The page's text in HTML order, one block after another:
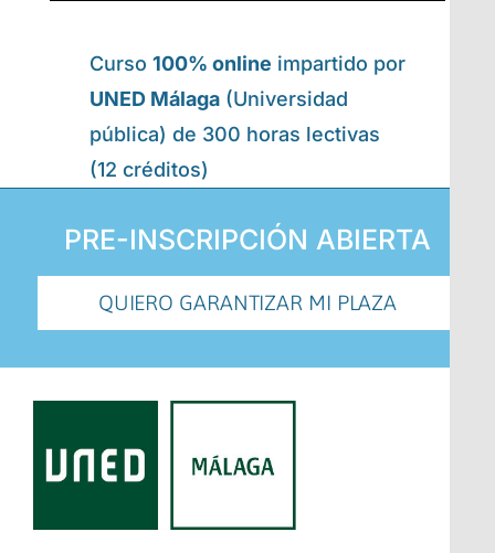
Curso 100% online impartido por
UNED Málaga(Universidad
pública) de 300 horas lectivas
(12 créditos)
PRE-INSCRIPCIÓN ABIERTA
QUIERO GARANTIZAR MI PLAZA